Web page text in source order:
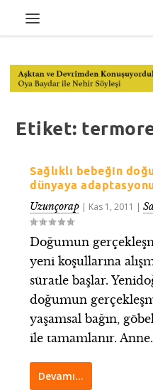
Etiket:
Sağlıklı bebeğin
dünyaya
Uzunçorap | Kas 1, 2011 |
Doğumun
yeni koşullarına
süratle başlar.
doğumun
yaşamsal bağın,
ile tamamlanır.
Devamı…